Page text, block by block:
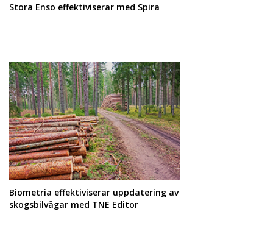
Stora Enso effektiviserar med Spira
Biometria effektiviserar uppdatering av
skogsbilvägar med TNE Editor